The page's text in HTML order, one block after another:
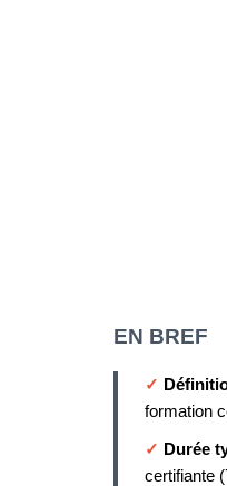
EN BREF
✓
formation
✓ Durée
certifiante